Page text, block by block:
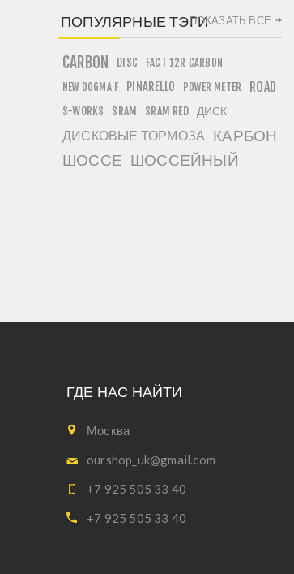
ПОПУЛЯРНЫЕ ТЭГИ
CARBON DISC
FACT 12R CARBON
NEW DOGMA F
PINARELLO POWER METER ROAD
S-WORKS SRAM SRAM RED ДИСК
ДИСКОВЫЕ ТОРМОЗА КАРБОН
ШОССЕ ШОССЕЙНЫЙ
ПОКАЗАТЬ ВСЕ
ГДЕ НАС НАЙТИ
Москва
ourshop_uk@gmail.com
+7 925 505 33 40
+7 925 505 33 40